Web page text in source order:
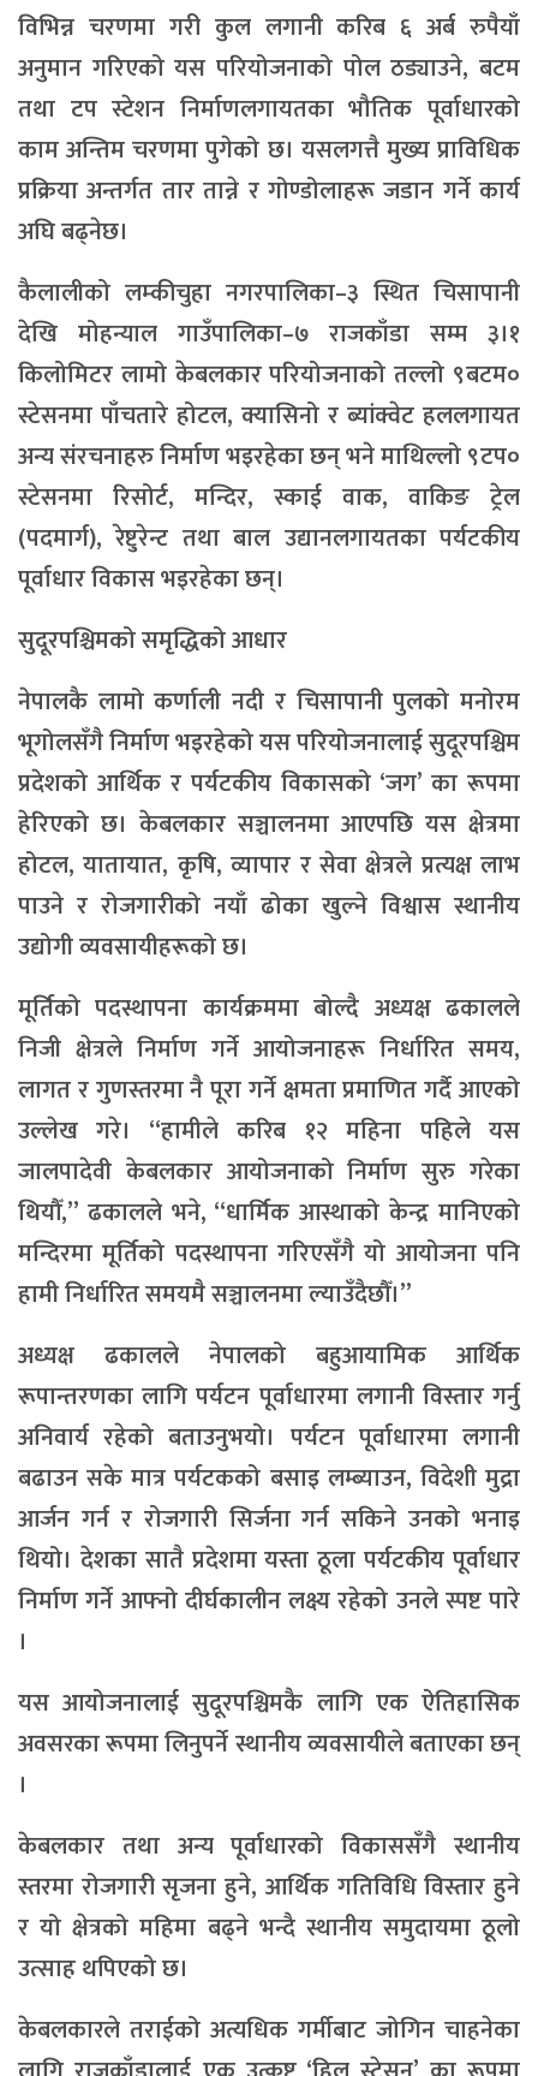
विभिन्न चरणमा गरी कुल लगानी करिब ६ अर्ब रुपैयाँ
अनुमान गरिएको यस परियोजनाको पोल ठड्याउने, बटम
तथा टप स्टेशन निर्माणलगायतका भौतिक पूर्वाधारको
काम अन्तिम चरणमा पुगेको छ। यसलगत्तै मुख्य प्राविधिक
प्रक्रिया अन्तर्गत तार तान्ने र गोण्डोलाहरू जडान गर्ने कार्य
अघि बढ्नेछ।
कैलालीको लम्कीचुहा नगरपालिका–३ स्थित चिसापानी
देखि मोहन्याल गाउँपालिका–७ राजकाँडा सम्म ३।१
किलोमिटर लामो केबलकार परियोजनाको तल्लो ९बटम०
स्टेसनमा पाँचतारे होटल, क्यासिनो र ब्यांक्वेट हललगायत
अन्य संरचनाहरु निर्माण भइरहेका छन् भने माथिल्लो ९टप०
स्टेसनमा रिसोर्ट, मन्दिर, स्काई वाक, वाकिङ ट्रेल
(पदमार्ग), रेष्टुरेन्ट तथा बाल उद्यानलगायतका पर्यटकीय
पूर्वाधार विकास भइरहेका छन्।
सुदूरपश्चिमको समृद्धिको आधार
नेपालकै लामो कर्णाली नदी र चिसापानी पुलको मनोरम
भूगोलसँगै निर्माण भइरहेको यस परियोजनालाई सुदूरपश्चिम
प्रदेशको आर्थिक र पर्यटकीय विकासको ‘जग’ का रूपमा
हेरिएको छ। केबलकार सञ्चालनमा आएपछि यस क्षेत्रमा
होटल, यातायात, कृषि, व्यापार र सेवा क्षेत्रले प्रत्यक्ष लाभ
पाउने र रोजगारीको नयाँ ढोका खुल्ने विश्वास स्थानीय
उद्योगी व्यवसायीहरूको छ।
मूर्तिको पदस्थापना कार्यक्रममा बोल्दै अध्यक्ष ढकालले
निजी क्षेत्रले निर्माण गर्ने आयोजनाहरू निर्धारित समय,
लागत र गुणस्तरमा नै पूरा गर्ने क्षमता प्रमाणित गर्दै आएको
उल्लेख गरे। “हामीले करिब १२ महिना पहिले यस
जालपादेवी केबलकार आयोजनाको निर्माण सुरु गरेका
थियौँ,” ढकालले भने, “धार्मिक आस्थाको केन्द्र मानिएको
मन्दिरमा मूर्तिको पदस्थापना गरिएसँगै यो आयोजना पनि
हामी निर्धारित समयमै सञ्चालनमा ल्याउँदैछौँ।”
अध्यक्ष ढकालले नेपालको बहुआयामिक आर्थिक
रूपान्तरणका लागि पर्यटन पूर्वाधारमा लगानी विस्तार गर्नु
अनिवार्य रहेको बताउनुभयो। पर्यटन पूर्वाधारमा लगानी
बढाउन सके मात्र पर्यटकको बसाइ लम्ब्याउन, विदेशी मुद्रा
आर्जन गर्न र रोजगारी सिर्जना गर्न सकिने उनको भनाइ
थियो। देशका सातै प्रदेशमा यस्ता ठूला पर्यटकीय पूर्वाधार
निर्माण गर्ने आफ्नो दीर्घकालीन लक्ष्य रहेको उनले स्पष्ट पारे
।
यस आयोजनालाई सुदूरपश्चिमकै लागि एक ऐतिहासिक
अवसरका रूपमा लिनुपर्ने स्थानीय व्यवसायीले बताएका छन्
।
केबलकार तथा अन्य पूर्वाधारको विकाससँगै स्थानीय
स्तरमा रोजगारी सृजना हुने, आर्थिक गतिविधि विस्तार हुने
र यो क्षेत्रको महिमा बढ्ने भन्दै स्थानीय समुदायमा ठूलो
उत्साह थपिएको छ।
केबलकारले तराईको अत्यधिक गर्मीबाट जोगिन चाहनेका